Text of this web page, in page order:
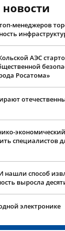
менеджеров
АЭС
Росатома»
специалистов
способ
выросла
электронике